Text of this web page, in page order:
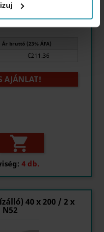
Ár bruttó (23% ÁFA)
€211.36
AJÁNLAT!

4 db.
40 x 200 / 2 x